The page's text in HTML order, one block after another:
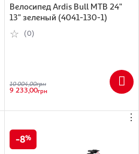
Велосипед Ardis Bull МТВ 24"
13" зеленый (4041-130-1)
(0)
10 004,00грн
9 233,00грн
⋮
8